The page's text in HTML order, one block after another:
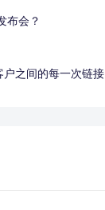
布会？
户之间的每一次链接